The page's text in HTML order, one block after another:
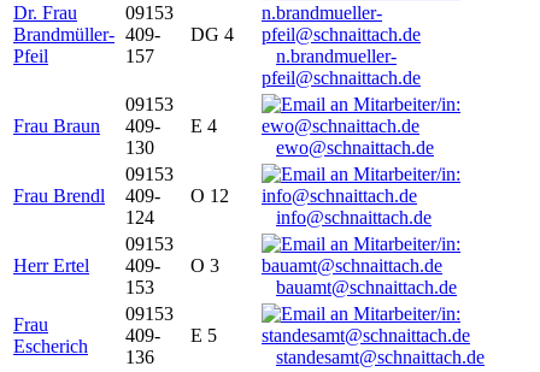
Dr. Frau
Brandmüller-
Pfeil
09153
409-
157
DG 4
n.brandmueller-
pfeil@schnaittach.de
Frau Braun
09153
409-
130
E 4
ewo@schnaittach.de
Frau Brendl
09153
409-
124
O 12
info@schnaittach.de
Herr Ertel
09153
409-
153
O 3
bauamt@schnaittach.de
Frau
Escherich
09153
409-
136
E 5
standesamt@schnaittach.de